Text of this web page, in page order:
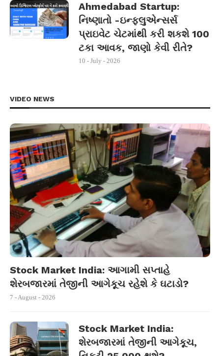
Ahmedabad Startup:
નિષ્ણાતો -ઇન્ફ્લુએન્સર્સ
પ્રાઇવેટ ચેટમાંથી કરી શકશે 100
ટકા આવક, જાણો કેવી રીતે?
10 - July - 2026
VIDEO NEWS
Stock Market India: આગામી સપ્તાહે
શેરબજારમાં તેજીની આગેકૂચ રહેશે કે ઘટાડો?
7 - August - 2026
Stock Market India:
શેરબજારમાં તેજીની આગેકૂચ,